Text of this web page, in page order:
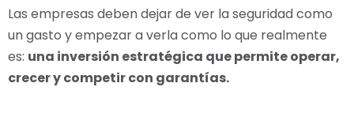
Las empresas deben dejar de ver la seguridad como
un gasto y empezar a verla como lo que realmente
es: una inversión estratégica que permite operar,
crecer y competir con garantías.